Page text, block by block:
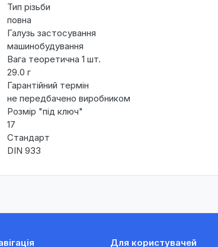
Тип різьби
повна
Галузь застосування
машинобудування
Вага теоретична 1 шт.
29.0 г
Гарантійний термін
не передбачено виробником
Розмір "під ключ"
17
Стандарт
DIN 933
Для користувачей